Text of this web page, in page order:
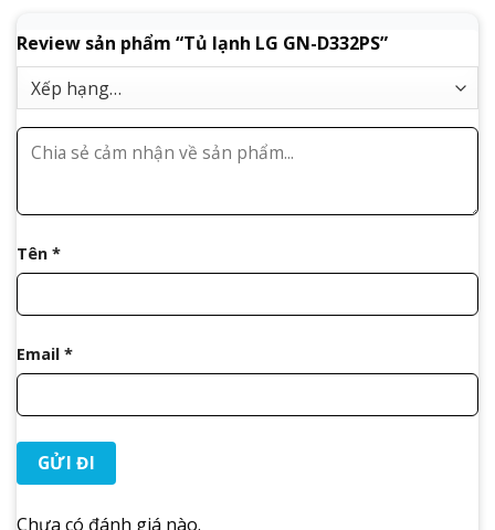
Review sản phẩm “Tủ lạnh LG GN-D332PS”
Tên *
Email *
Chưa có đánh giá nào.